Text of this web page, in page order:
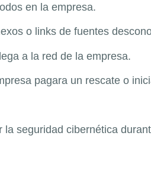
en la empresa.
o links de fuentes
a la red de la empresa.
pagara un rescate o
seguridad cibernética